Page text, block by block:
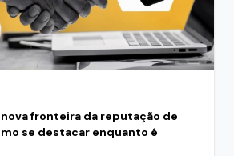
nova fronteira da reputação de
se destacar enquanto é